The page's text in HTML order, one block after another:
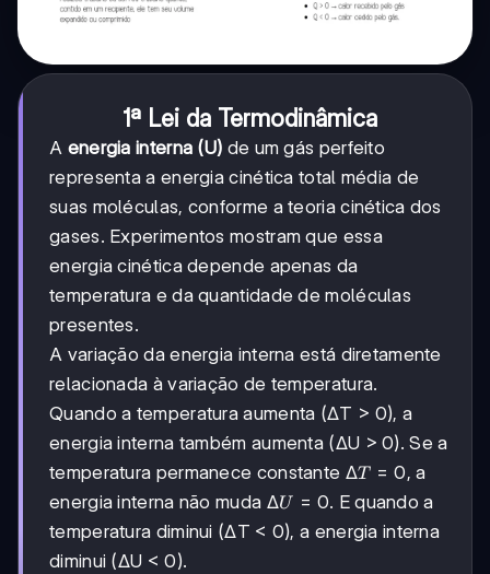
1ª Lei da Termodinâmica
A energia interna (U) de um gás perfeito
representa a energia cinética total média de
suas moléculas, conforme a teoria cinética dos
gases. Experimentos mostram que essa
energia cinética depende apenas da
temperatura e da quantidade de moléculas
presentes.
A variação da energia interna está diretamente
relacionada à variação de temperatura.
Quando a temperatura aumenta (ΔT > 0), a
energia interna também aumenta (ΔU > 0). Se a
temperatura permanece constante ΔT
=
0
ΔT = 0, a
energia interna não muda ΔU
=
0
ΔU = 0. E quando a
temperatura diminui (ΔT < 0), a energia interna
diminui (ΔU < 0).